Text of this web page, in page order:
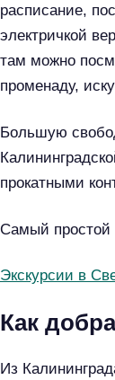
расписание,
электричкой
там можно
променаду,
Большую
прокатными
Самый простой
Экскурсии в
Как
Из